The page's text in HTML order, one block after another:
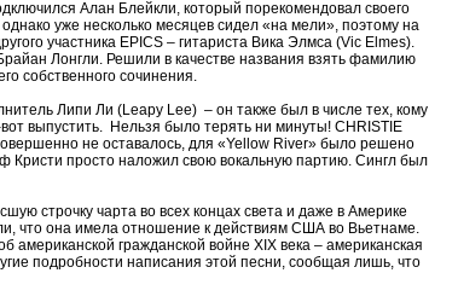
Алан Блейкли, который порекомендовал своего
уже несколько месяцев сидел «на мели», поэтому на
участника EPICS – гитариста Вика Элмса (Vic Elmes).
Лонгли. Решили в качестве названия взять фамилию
собственного сочинения.
Липи Ли (Leapy Lee) – он также был в числе тех, кому
выпустить. Нельзя было терять ни минуты! CHRISTIE
не оставалось, для «Yellow River» было решено
Кристи просто наложил свою вокальную партию. Сингл был
строчку чарта во всех концах света и даже в Америке
что она имела отношение к действиям США во Вьетнаме.
американской гражданской войне XIX века – американская
подробности написания этой песни, сообщая лишь, что